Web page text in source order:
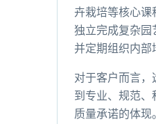
卉栽培等核心课
独立完成复杂园
并定期组织内部
对于客户而言
到专业、规范
质量承诺的体